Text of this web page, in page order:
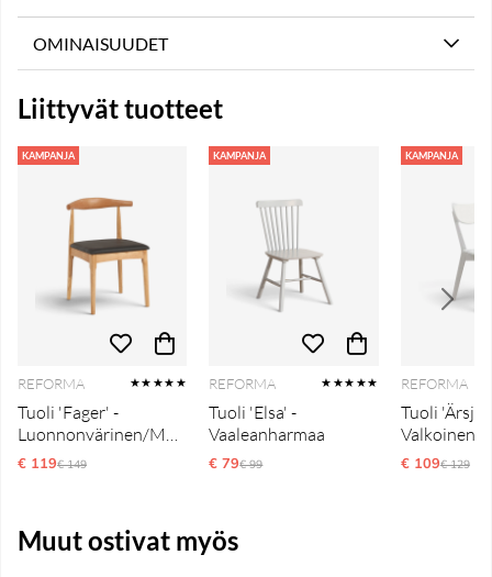
OMINAISUUDET
Liittyvät tuotteet
KAMPANJA
REFORMA ★★★★★
Tuoli 'Fager' -
€ 119Ordinarie pris:
€ 149
KAMPANJA
REFORMA ★★★★★
Tuoli 'Elsa' -
Vaaleanharmaa
€ 79Ordinarie pris:
€ 99
KAMPANJA
REFORMA
Tuoli 'Ärsjö'
Valkoinen
€ 109€ 129
Muut ostivat myös